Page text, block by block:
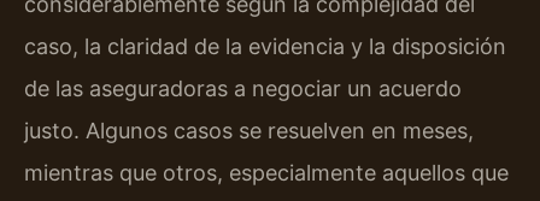
caso, la claridad de la evidencia y la disposición
de las aseguradoras a negociar un acuerdo
justo. Algunos casos se resuelven en meses,
mientras que otros, especialmente aquellos que